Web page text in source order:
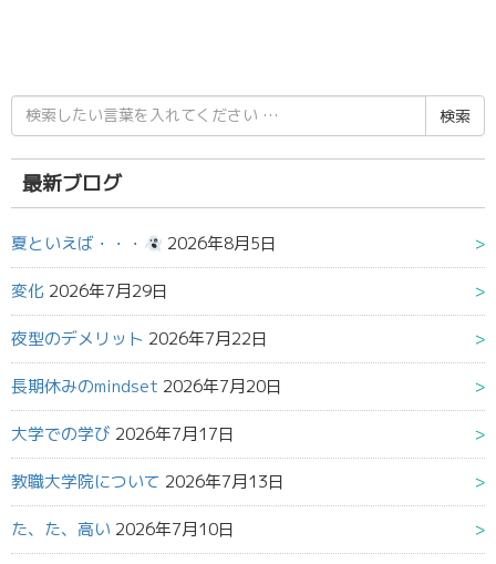
検
索
結
果:
最新ブログ
夏といえば・・・ 2026年8月5日
変化 2026年7月29日
夜型のデメリット 2026年7月22日
長期休みのmindset 2026年7月20日
大学での学び 2026年7月17日
教職大学院について 2026年7月13日
た、た、高い 2026年7月10日